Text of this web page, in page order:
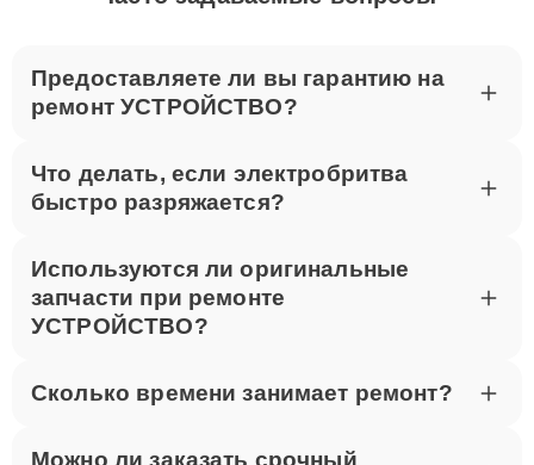
Часто задаваемые вопросы
Предоставляете ли вы гарантию на
ремонт УСТРОЙСТВО?
Что делать, если электробритва
быстро разряжается?
Используются ли оригинальные
запчасти при ремонте
Сколько времени занимает ремонт?